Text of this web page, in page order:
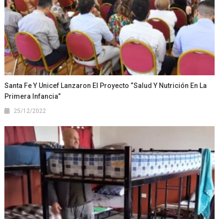
Santa Fe Y Unicef Lanzaron El Proyecto “Salud Y Nutrición En La
Primera Infancia”
25/12/2022